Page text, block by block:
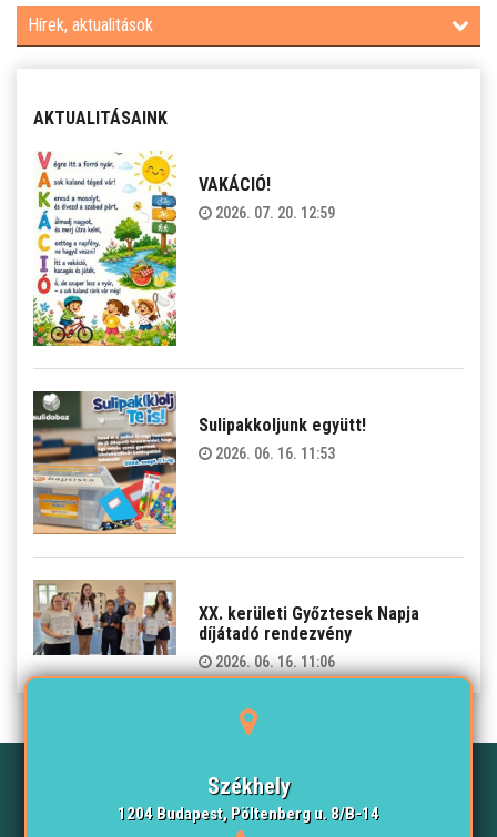
Hírek, aktualitások
AKTUALITÁSAINK
VAKÁCIÓ!
2026. 07. 20. 12:59
Sulipakkoljunk együtt!
2026. 06. 16. 11:53
XX. kerületi Győztesek Napja
díjátadó rendezvény
2026. 06. 16. 11:06
Székhely
1204 Budapest, Pöltenberg u. 8/B-14